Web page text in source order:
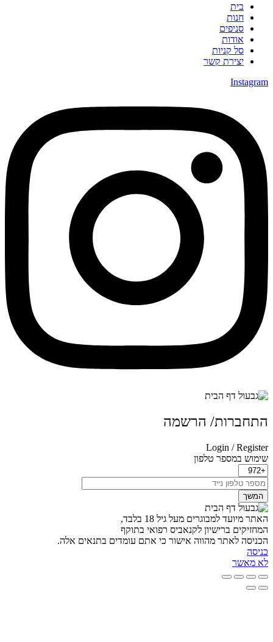
בית
חנות
סניפים
אודות
סל קניות
יצירת קשר
הרשמה
Login /
במספר טלפון
המשך
מיועד למבוגרים מעל גיל 18 בלבד,
ברישיון לקנאביס רפואי בתוקף
לאתר מהווה אישור כי אתם עומדים בתנאים אלה.
מאשר